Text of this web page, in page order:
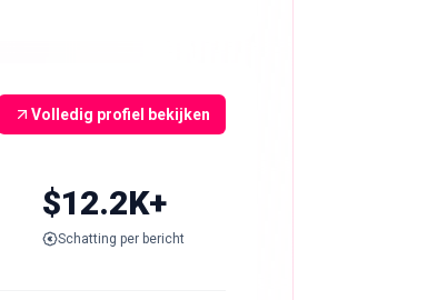
Volledig profiel bekijken
$12.2K+
Schatting per bericht